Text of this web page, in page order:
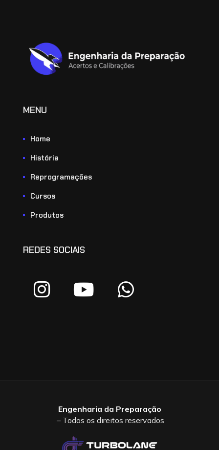
MENU
Home
História
Reprogramações
Cursos
Produtos
REDES SOCIAIS
Engenharia da Preparação
– Todos os direitos reservados